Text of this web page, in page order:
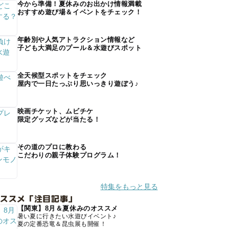
今から準備！夏休みのお出かけ情報満載
おすすめ遊び場＆イベントをチェック！
年齢別や人気アトラクション情報など
子ども大満足のプール＆水遊びスポット
全天候型スポットをチェック
屋内で一日たっぷり思いっきり遊ぼう♪
映画チケット、ムビチケ
限定グッズなどが当たる！
その道のプロに教わる
こだわりの親子体験プログラム！
特集をもっと見る
スメ「注目記事」
【関東】8月＆夏休みのオススメ
暑い夏に行きたい水遊びイベント♪
夏の定番恐竜＆昆虫展も開催！